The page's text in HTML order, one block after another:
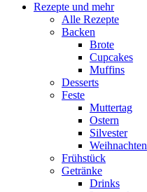
Rezepte und mehr
Alle Rezepte
Backen
Brote
Cupcakes
Muffins
Desserts
Feste
Muttertag
Ostern
Silvester
Weihnachten
Frühstück
Getränke
Drinks